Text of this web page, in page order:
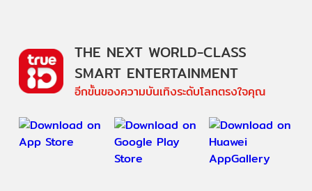
THE NEXT WORLD-CLASS
SMART ENTERTAINMENT
อีกขั้นของความบันเทิงระดับโลกตรงใจคุณ